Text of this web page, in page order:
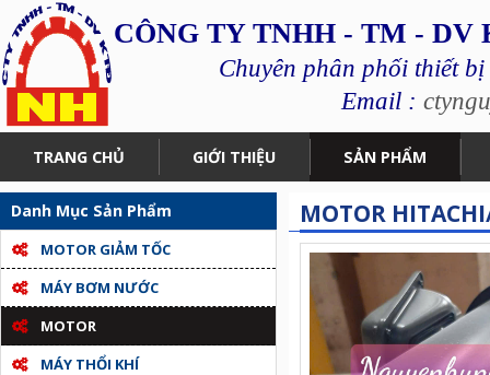
CÔNG TY TNHH - TM -
Chuyên phân phối thiết
Email :
TRANG CHỦ GIỚI THIỆU SẢN PHẨM
Danh Mục Sản Phẩm
MOTOR GIẢM TỐC
MÁY BƠM NƯỚC
MOTOR
MÁY THỔI KHÍ
MOTOR